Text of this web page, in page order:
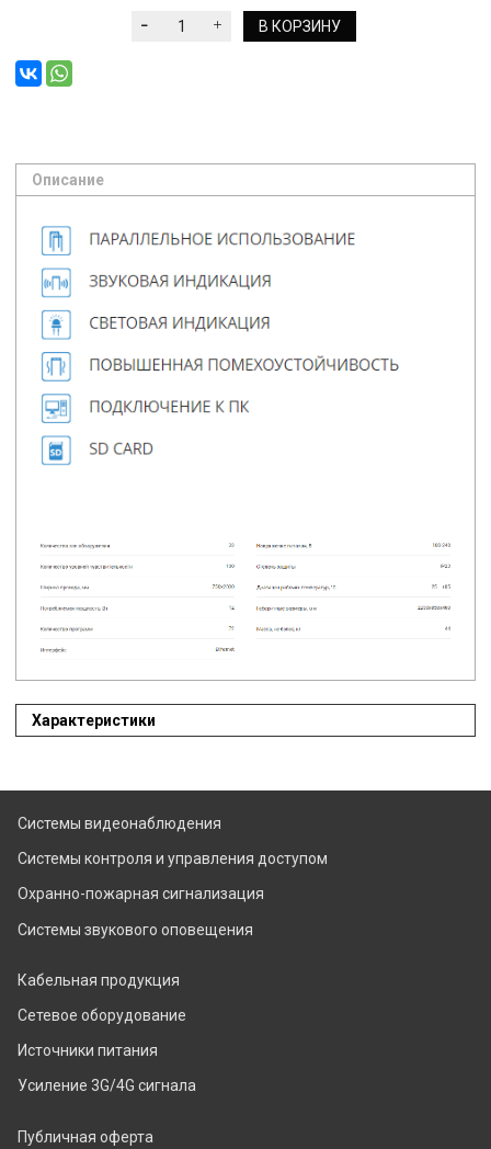
В КОРЗИНУ
Описание
Характеристики
Системы видеонаблюдения
Системы контроля и управления доступом
Охранно-пожарная сигнализация
Системы звукового оповещения
Кабельная продукция
Сетевое оборудование
Источники питания
Усиление 3G/4G сигнала
Публичная оферта